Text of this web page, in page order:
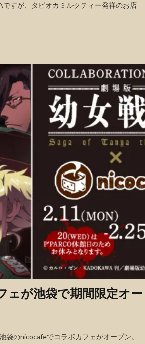
すが、タピオカミルクティー発祥のお店
ェが池袋で期間限定オー
のnicocafeでコラボカフェがオープン。